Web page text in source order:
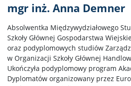
mgr inż. Anna Demner
Absolwentka Międzywydziałowego
Szkoły Głównej Gospodarstwa
oraz podyplomowych studiów
w Organizacji Szkoły Głównej
Ukończyła podyplomowy program
Dyplomatów organizowany przez